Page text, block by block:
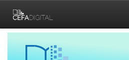
navigation